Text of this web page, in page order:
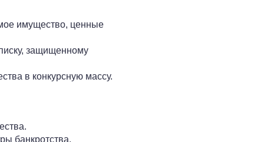
имущество, ценные
защищенному
в конкурсную массу.
банкротства.